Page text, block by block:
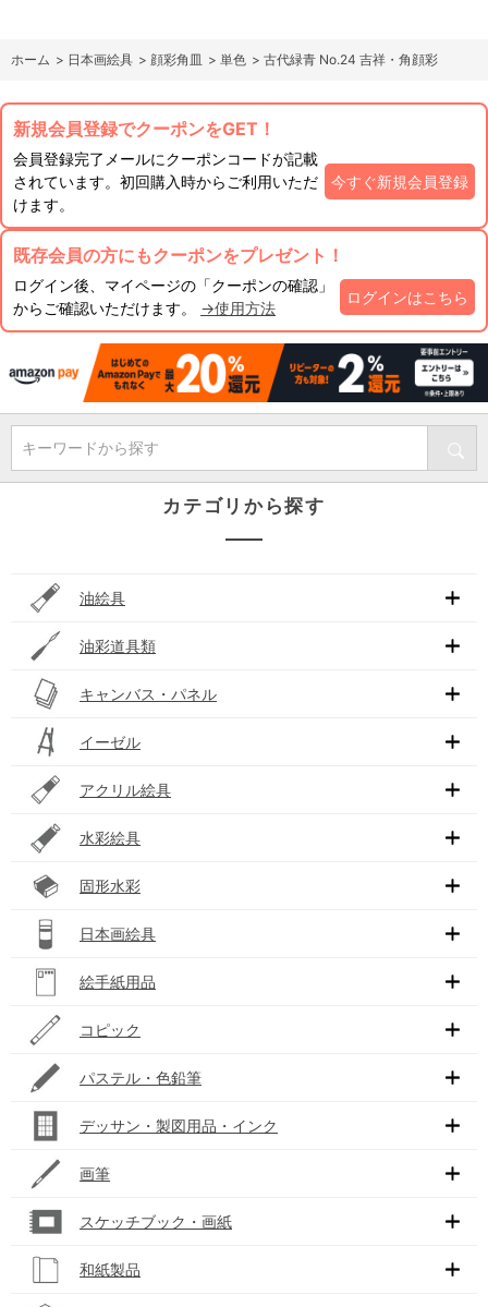
ホーム > 日本画絵具 > 顔彩角皿 > 単色 > 古代緑青 No.24 吉祥・角顔彩
新規会員登録でクーポンをGET！
会員登録完了メールにクーポンコードが記載
されています。初回購入時からご利用いただ
けます。
今すぐ新規会員登録
既存会員の方にもクーポンをプレゼント！
ログイン後、マイページの「クーポンの確認」
からご確認いただけます。 →使用方法
ログインはこちら
キーワードから探す
カテゴリから探す
油絵具
油彩道具類
キャンバス・パネル
イーゼル
アクリル絵具
水彩絵具
固形水彩
日本画絵具
絵手紙用品
コピック
パステル・色鉛筆
デッサン・製図用品・インク
画筆
スケッチブック・画紙
和紙製品